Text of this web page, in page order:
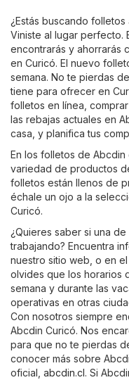
¿Estás buscando
Viniste al lugar perfecto.
encontrarás y ahorrarás
en Curicó. El nuevo
semana. No te pierdas
tiene para ofrecer en
folletos en línea,
las rebajas actuales en
casa, y planifica tus
En los folletos de Abcdin
variedad de productos
folletos están llenos de
échale un ojo a la
Curicó.
¿Quieres saber si una
trabajando? Encuentra
nuestro sitio web, o en
olvides que los horarios
semana y durante las
operativas en otras
Con nosotros siempre
Abcdin Curicó. Nos
para que no te pierdas
conocer más sobre
oficial, abcdin.cl. Si